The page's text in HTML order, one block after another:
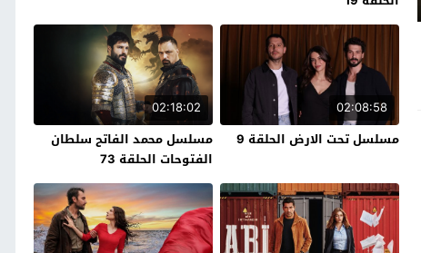
02:08:58
مسلسل تحت الارض الحلقة 9
02:18:02
مسلسل محمد الفاتح سلطان
الفتوحات الحلقة 73